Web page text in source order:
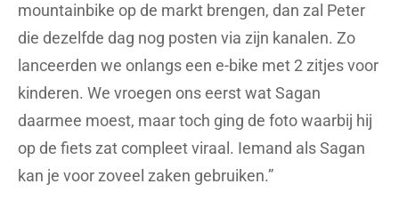
mountainbike op de markt brengen, dan zal Peter
die dezelfde dag nog posten via zijn kanalen. Zo
lanceerden we onlangs een e-bike met 2 zitjes voor
kinderen. We vroegen ons eerst wat Sagan
daarmee moest, maar toch ging de foto waarbij hij
op de fiets zat compleet viraal. Iemand als Sagan
kan je voor zoveel zaken gebruiken.”